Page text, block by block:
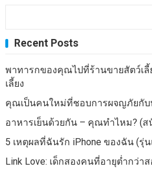
ไวรัสรวมถึงคำแนะนำสำหรับผู้เชี่ย
อาจสร้างขึ้นหลังจากที่คุณมีสถานก
อีสุกอีใส แต่ไวรัสสามารถแพร่กระจ
ไม่เคยมีมาก่อน สิ่งนี้จะทำให้พวกเข
แทนที่จะเป็นโรคงูสวัด แม้ว่ามันจะป
เรื่องปกติมากขึ้นในผู้คนที่มีอายุมาก
มีระบบภูมิคุ้มกันที่อ่อนแอเช่นผู้ที่เป็น
ด้วยเคมีบำบัด Homeopathy ที่เกี่ยว
สุขภาพที่หลากหลาย โรคงูสวัดอาจเ
วินิจฉัยก่อนที่จะปรากฏตัวบ่งชี้ถึงคว
อุ้งเชิงกรานเช่นมดลูกกระเพาะปัสส
ความดันของไอจามและน้ำหนักของ
ปิด: ปิดเพื่อป้องกันกระเพาะปัสสาวะ
หนัก และจะเปิดขึ้นเพื่อให้ทางเข้าแ
และทวารหนัก (ซึ่งเกี่ยวข้องกับเพศก
อาหาร) พื้นอุ้งเชิงกรานที่อ่อนแอสา
และอาการเช่นการสูญเสียปัสสาวะอ
ทำแคตตาล็อก Skymall ที่สมบูรณ์แ
หลาย ๆ สิ่งที่ฉันทำผิดในฐานะผู้ปก
หนึ่งคือการดึงเบาะรถหนักขนาดให
ไม่มีเบาะรถยนต์เครื่องบิน Airplane
เบาะรถยนต์ที่ดีที่สุดสำหรับเครื่องบิน
ประมาณ 8 เดือนเขาก็พุ่งทะลักจนเ
เขาเองถ้าเราต้องบินไปกับเขาอีกครั้
ถือ Britax ขนาดใหญ่สำหรับอายุ 13
Recent Posts
พาทารกของคุณไปที่ร้านขายสัตว์เ
เลี้ยง
คุณเป็นคนใหม่ที่ชอบการผจญภัยกับ
อาหารเย็นด้วยกัน – คุณทำไหม? (
5 เหตุผลที่ฉันรัก iPhone ของฉัน (รุ่น
Link Love: เด็กสองคนที่อายุต่ำกว่าส